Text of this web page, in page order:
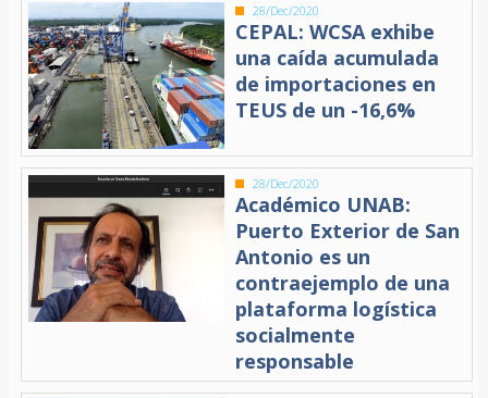
28/Dec/2020
CEPAL: WCSA exhibe
una caída acumulada
de importaciones en
TEUS de un -16,6%
28/Dec/2020
Académico UNAB:
Puerto Exterior de San
Antonio es un
contraejemplo de una
plataforma logística
socialmente
responsable